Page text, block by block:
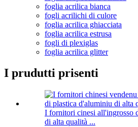
foglia acrilica bianca
fogli acrilichi di culore
foglia acrilica ghiacciata
foglia acrilica estrusa
fogli di plexiglas
foglia acrilica glitter
I prudutti prisenti
I fornitori cinesi all'ingrosso
di alta qualità ...